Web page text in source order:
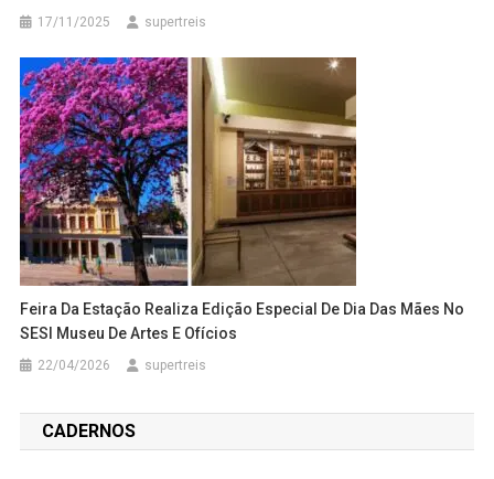
17/11/2025 supertreis
Feira Da Estação Realiza Edição Especial De Dia Das Mães No
SESI Museu De Artes E Ofícios
22/04/2026 supertreis
CADERNOS